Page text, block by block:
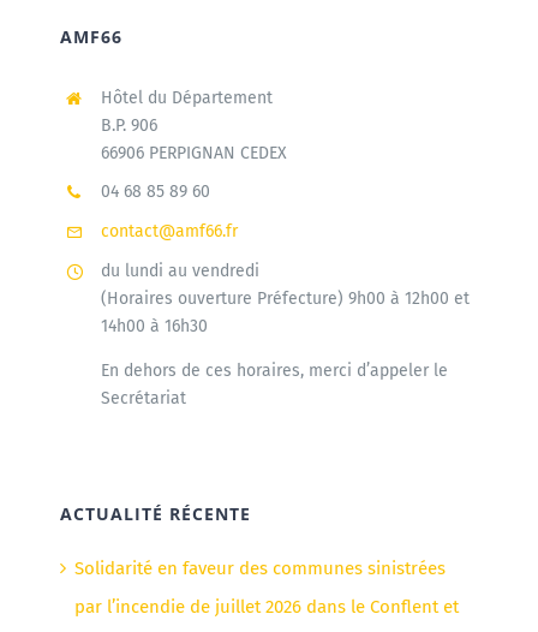
AMF66
Hôtel du Département
B.P. 906
66906 PERPIGNAN CEDEX
04 68 85 89 60
contact@amf66.fr
du lundi au vendredi
(Horaires ouverture Préfecture) 9h00 à 12h00 et
14h00 à 16h30
En dehors de ces horaires, merci d’appeler le
Secrétariat
ACTUALITÉ RÉCENTE
Solidarité en faveur des communes sinistrées
par l’incendie de juillet 2026 dans le Conflent et